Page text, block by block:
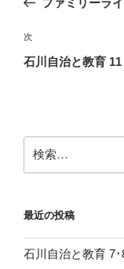
ビ
ゲ
ン
稿
次
の
次
石川自治と教育
索:
最近の投稿
石川自治と教育 7